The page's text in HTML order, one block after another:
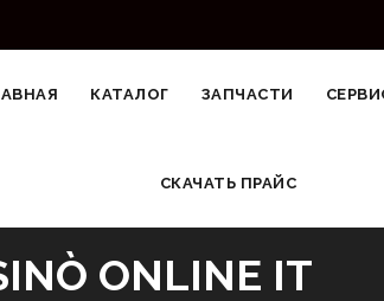
КАТАЛОГ ЗАПЧАСТИ
СКАЧАТЬ ПРАЙС
ONLINE IT